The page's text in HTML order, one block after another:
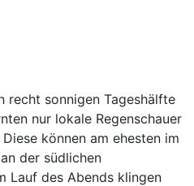
recht sonnigen Tageshälfte
nur lokale Regenschauer
können am ehesten im
der südlichen
Lauf des Abends klingen